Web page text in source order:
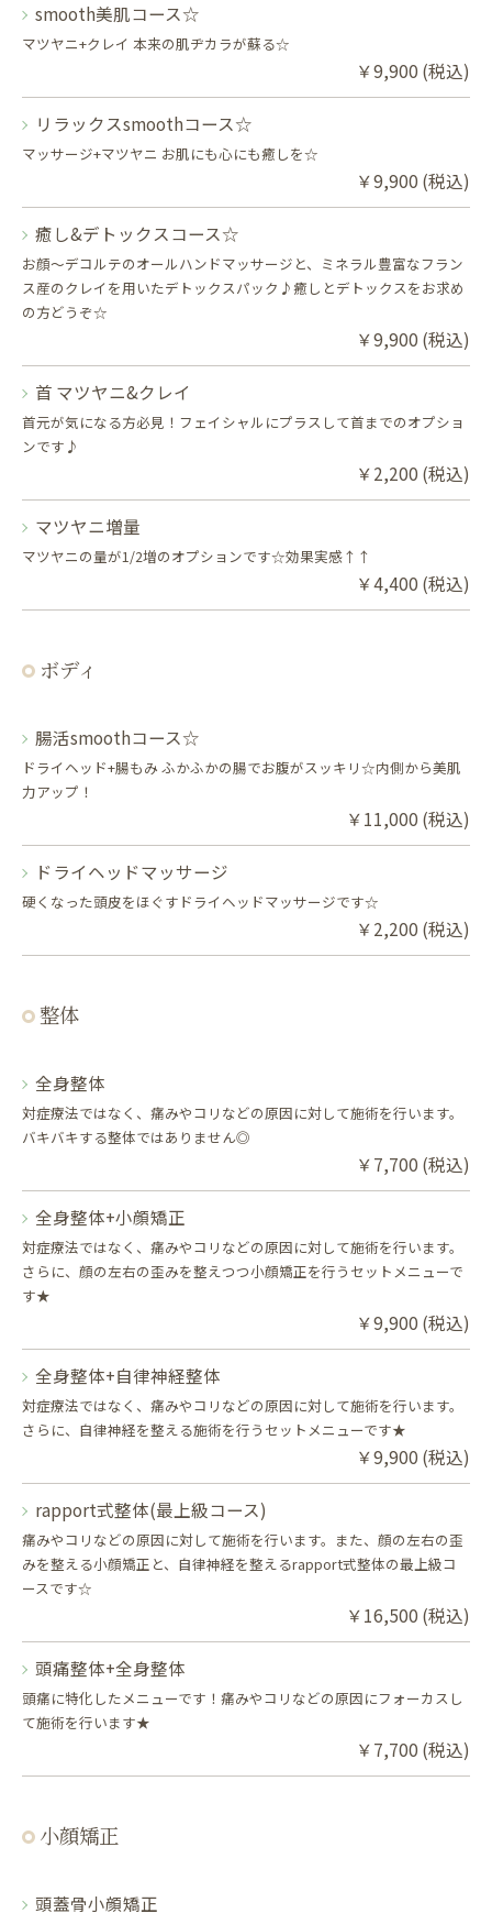
smooth美肌コース☆
マツヤニ+クレイ 本来の肌ヂカラが蘇る☆
￥9,900 (税込)
リラックスsmoothコース☆
マッサージ+マツヤニ お肌にも心にも癒しを☆
￥9,900 (税込)
癒し&デトックスコース☆
お顔〜デコルテのオールハンドマッサージと、ミネラル豊富なフラン
ス産のクレイを用いたデトックスパック♪癒しとデトックスをお求め
の方どうぞ☆
￥9,900 (税込)
首 マツヤニ&クレイ
首元が気になる方必見！フェイシャルにプラスして首までのオプショ
ンです♪
￥2,200 (税込)
マツヤニ増量
マツヤニの量が1/2増のオプションです☆効果実感↑↑
￥4,400 (税込)
ボディ
腸活smoothコース☆
ドライヘッド+腸もみ ふかふかの腸でお腹がスッキリ☆内側から美肌
力アップ！
￥11,000 (税込)
ドライヘッドマッサージ
硬くなった頭皮をほぐすドライヘッドマッサージです☆
￥2,200 (税込)
整体
全身整体
対症療法ではなく、痛みやコリなどの原因に対して施術を行います。
バキバキする整体ではありません◎
￥7,700 (税込)
全身整体+小顔矯正
対症療法ではなく、痛みやコリなどの原因に対して施術を行います。
さらに、顔の左右の歪みを整えつつ小顔矯正を行うセットメニューで
す★
￥9,900 (税込)
全身整体+自律神経整体
対症療法ではなく、痛みやコリなどの原因に対して施術を行います。
さらに、自律神経を整える施術を行うセットメニューです★
￥9,900 (税込)
rapport式整体(最上級コース)
痛みやコリなどの原因に対して施術を行います。また、顔の左右の歪
みを整える小顔矯正と、自律神経を整えるrapport式整体の最上級コ
ースです☆
￥16,500 (税込)
頭痛整体+全身整体
頭痛に特化したメニューです！痛みやコリなどの原因にフォーカスし
て施術を行います★
￥7,700 (税込)
小顔矯正
頭蓋骨小顔矯正